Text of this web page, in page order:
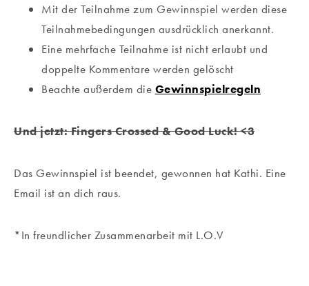
Mit der Teilnahme zum Gewinnspiel werden diese
Teilnahmebedingungen ausdrücklich anerkannt.
Eine mehrfache Teilnahme ist nicht erlaubt und
doppelte Kommentare werden gelöscht
Beachte außerdem die Gewinnspielregeln
Und jetzt: Fingers Crossed & Good Luck! <3
Das Gewinnspiel ist beendet, gewonnen hat Kathi. Eine
Email ist an dich raus.
*In freundlicher Zusammenarbeit mit L.O.V